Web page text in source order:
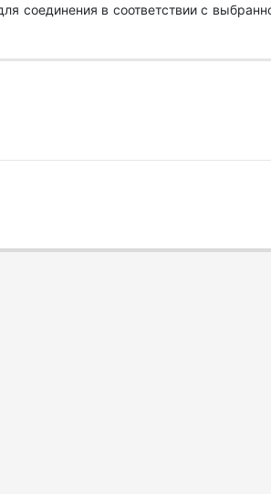
соединения в соответствии с